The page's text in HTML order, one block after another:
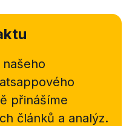
přinášíme
článků a analýz.